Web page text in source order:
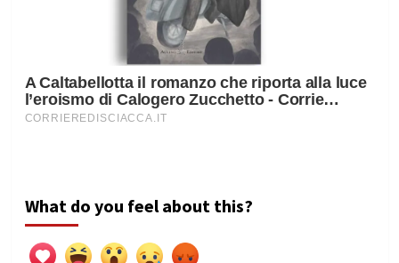
What do you feel about this?